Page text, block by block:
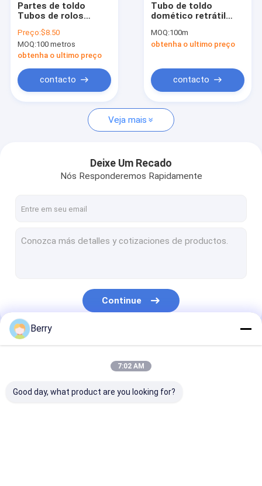
Notícias
Solicite um orçamento
Ferramentas de toldo retrátil
Áreos de janelas retráteis
Pavilhão de telhado retrátil
Vela da máscara de Sun
Kit de telhado de pergola
Toldo completo da gaveta
Partes de toldo
Tubos de rolos
de rolos 70 mm 78
mm 100 mm Tubos
de toldo
Preço:$8.50
MOQ:100 metros
obtenha o ultimo preço
contacto
Tubo de toldo
domético retrátil
galvanizado de 50
mm Dia Rv Roller de
MOQ:100m
obtenha o ultimo preço
contacto
Veja mais
Deixe Um Recado
Nós Responderemos Rapidamente
Continue
Nossas Categorias
Berry
7:02 AM
Good day, what product are you looking for?